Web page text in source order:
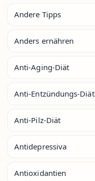
Andere Tipps
Anders ernähren
Anti-Aging-Diät
Anti-Entzündungs-Diät
Anti-Pilz-Diät
Antidepressiva
Antioxidantien